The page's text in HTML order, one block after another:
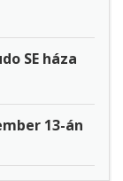
SE háza
13-án